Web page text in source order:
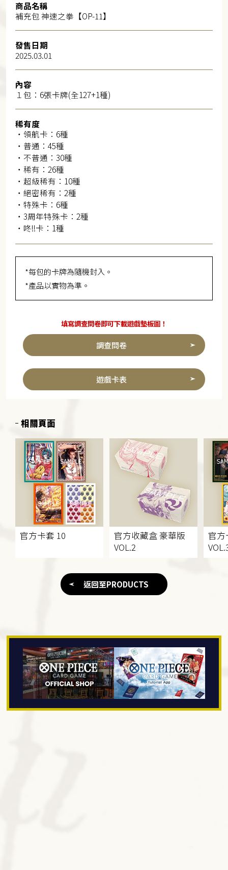
商品名稱
補充包 神速之拳【OP-11】
發售日期
2025.03.01
內容
１包：6張卡牌(全127+1種)
稀有度
・領航卡：6種
・普通：45種
・不普通：30種
・稀有：26種
・超級稀有：10種
・絕密稀有：2種
・特殊卡：6種
・3周年特殊卡：2種
・咚!!卡：1種
*每包的卡牌為隨機封入。
*產品以實物為準。
填寫調查問卷即可下載遊戲墊板圖！
調查問卷
遊戲卡表
相關頁面
官方卡套 10
官方收藏盒 豪華版
VOL.2
官
返回至PRODUCTS